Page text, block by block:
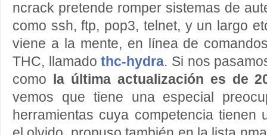
ncrack pretende romper sistemas de
como ssh, ftp, pop3, telnet, y un largo
viene a la mente, en línea de
THC, llamadothc-hydra. Si nos
como
la última actualización es de
vemos que tiene una especial
herramientas cuya competencia tienen